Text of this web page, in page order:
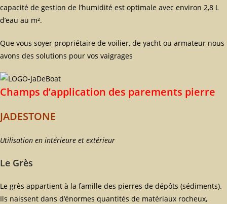
capacité de gestion de l’humidité est optimale avec environ 2,8 L
d’eau au m².
Que vous soyer propriétaire de voilier, de yacht ou armateur nous
avons des solutions pour vos vaigrages
Champs d’application des parements pierre
JADESTONE
Utilisation en intérieure et extérieur
Le Grès
Le grès appartient à la famille des pierres de dépôts (sédiments).
Ils naissent dans d’énormes quantités de matériaux rocheux,